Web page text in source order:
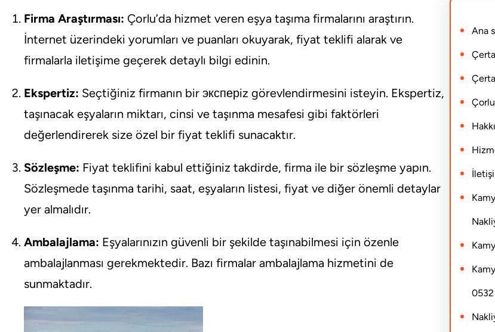
Firma Araştırması: Çorlu’da hizmet veren eşya taşıma firmalarını araştırın.
İnternet üzerindeki yorumları ve puanları okuyarak, fiyat teklifi alarak ve
firmalarla iletişime geçerek detaylı bilgi edinin.
Ekspertiz: Seçtiğiniz firmanın bir эксперiz görevlendirmesini isteyin. Ekspertiz,
taşınacak eşyaların miktarı, cinsi ve taşınma mesafesi gibi faktörleri
değerlendirerek size özel bir fiyat teklifi sunacaktır.
Sözleşme: Fiyat teklifini kabul ettiğiniz takdirde, firma ile bir sözleşme yapın.
Sözleşmede taşınma tarihi, saat, eşyaların listesi, fiyat ve diğer önemli detaylar
yer almalıdır.
Ambalajlama: Eşyalarınızın güvenli bir şekilde taşınabilmesi için özenle
ambalajlanması gerekmektedir. Bazı firmalar ambalajlama hizmetini de
sunmaktadır.
c
h
Ana